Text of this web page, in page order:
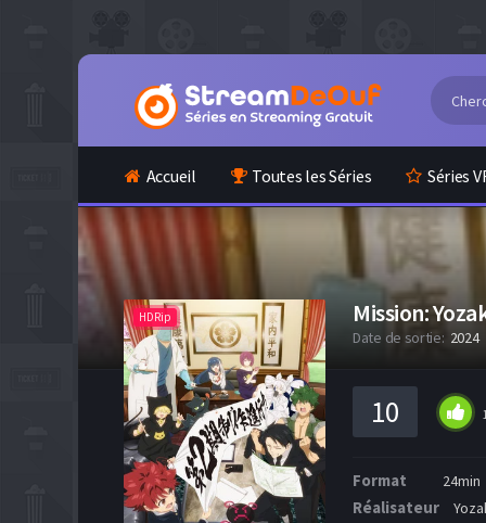
Accueil Toutes les Séries Séries
HDRip Mission:
Date de sortie: 2024
10 1
Format 24min
Réalisateur